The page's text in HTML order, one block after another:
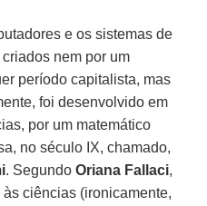
e os sistemas de
nem por um
período capitalista, mas
foi desenvolvido em
por um matemático
no século IX, chamado,
. SegundoOriana Fallaci,
ciências (ironicamente,